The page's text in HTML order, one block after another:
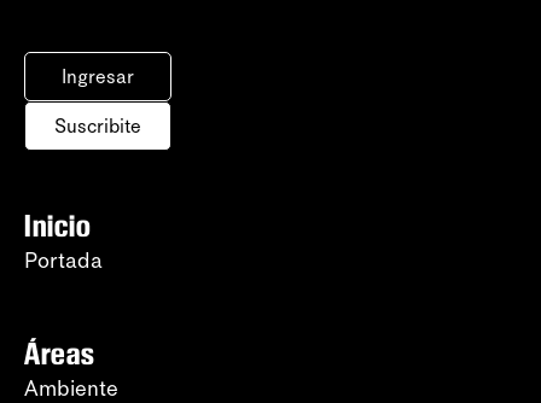
Ingresar
Suscribite
Inicio
Portada
Áreas
Ambiente